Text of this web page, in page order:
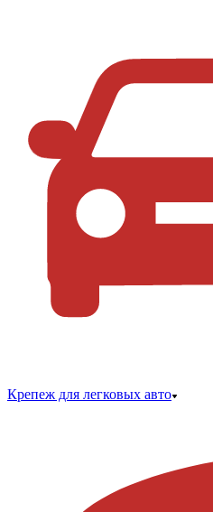
Крепеж для легковых авто